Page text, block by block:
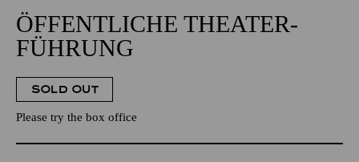
ÖFFENTLICHE THEATER­
FÜHRUNG
SOLD OUT
Please try the box office